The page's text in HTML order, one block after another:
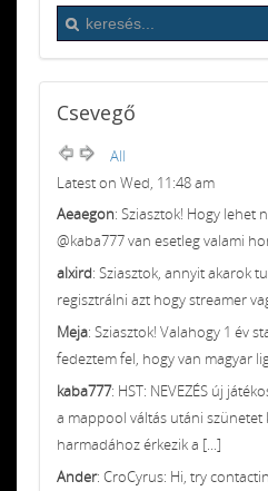
Csevegő
All
Latest on Wed, 11:48 am
Aeaegon: Sziasztok! Hogy lehet
@kaba777 van esetleg valami
alxird: Sziasztok, annyit akarok
regisztrálni azt hogy streamer
Meja: Sziasztok! Valahogy 1 év
fedeztem fel, hogy van magyar
kaba777: HST: NEVEZÉS új
a mappool váltás utáni szünetet
harmadához érkezik a [...]
Ander: CroCyrus: Hi, try